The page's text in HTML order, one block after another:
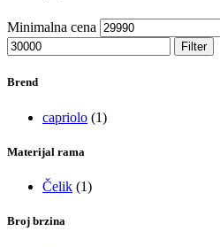
Minimalna cena
Filter
Brend
capriolo (1)
Materijal rama
Čelik (1)
Broj brzina